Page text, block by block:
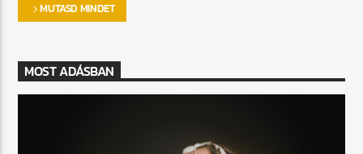
MUTASD MINDET
MOST ADÁSBAN